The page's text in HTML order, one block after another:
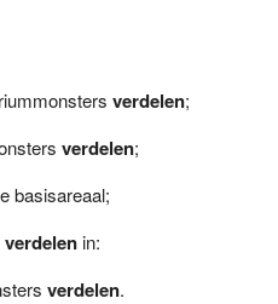
verdelen;
verdelen;
basisareaal;
verdelenin:
verdelen.